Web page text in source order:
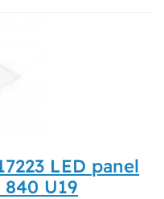
LED panel
840 U19